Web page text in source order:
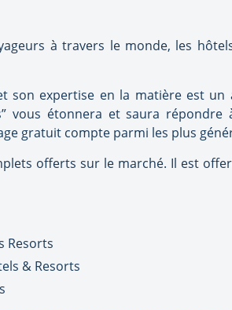
à travers le monde, les
son expertise en la matière est
vous étonnera et saura
gratuit compte parmi les plus
offerts sur le marché. Il est
Resorts
& Resorts